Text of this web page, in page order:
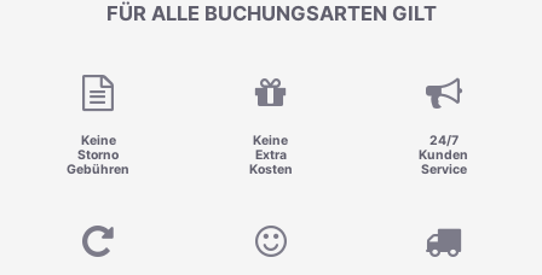
FÜR ALLE BUCHUNGSARTEN GILT
Keine
Storno
Gebühren
Keine
Extra
Kosten
24/7
Kunden
Service